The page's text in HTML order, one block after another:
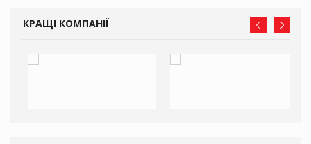
КРАЩІ КОМПАНІЇ